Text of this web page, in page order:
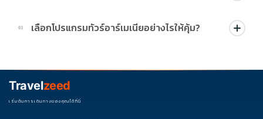
บางโปรแกรมมีโปรผ่อน 0% หรือโปรโมชั่นบัตรเครดิตตามเงื่อนไขที่
บริษัทกำหนด สามารถดูสัญลักษณ์โปรโมชั่นในรายการทัวร์แต่ละ
03 เลือกโปรแกรมทัวร์อาร์เมเนียอย่างไรให้คุ้ม?
ช่วงราคา ไม่ควรเทียบจากราคาต่ำสุดเพียงอย่างเดียว
Travelzeed
เริ่มต้นการเดินทางของคุณได้ที่นี่